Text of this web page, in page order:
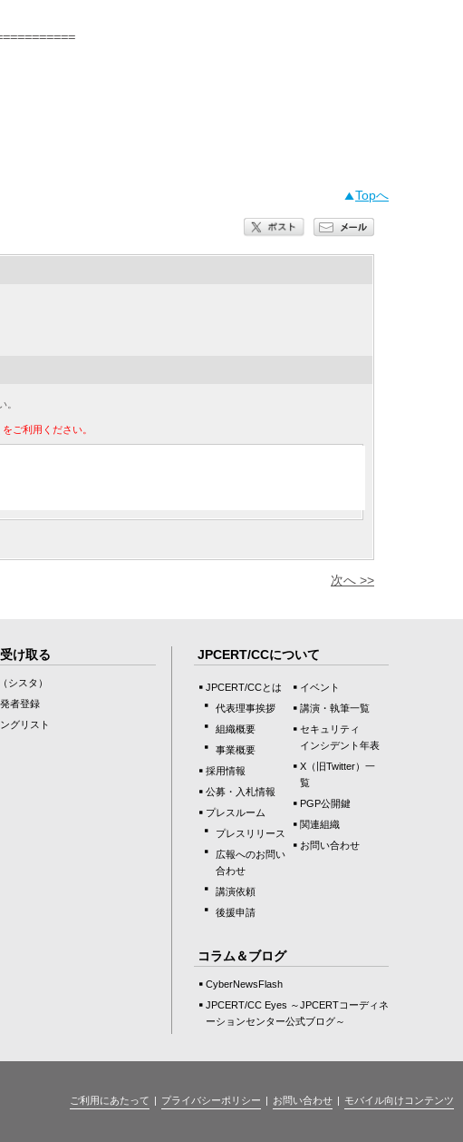
Topへ
。
をご利用ください。
次へ >>
JPCERT/CCについて
JPCERT/CCとは
代表理事挨拶
組織概要
事業概要
採用情報
公募・入札情報
プレスルーム
プレスリリース
広報へのお問い
合わせ
講演依頼
後援申請
イベント
講演・執筆一覧
セキュリティ
インシデント年表
X（旧Twitter）一
覧
PGP公開鍵
関連組織
お問い合わせ
コラム＆ブログ
CyberNewsFlash
JPCERT/CC Eyes ～JPCERTコーディネ
ーションセンター公式ブログ～
け取る
シスタ）
者登録
グリスト
ご利用にあたって プライバシーポリシー お問い合わせ モバイル向けコンテンツ